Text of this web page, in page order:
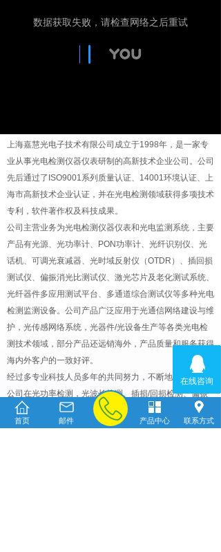
上海嘉慧光电子技术有限公司成立于1998年，是一家专
业从事光电检测仪器仪表研制的高新技术企业公司。公司
先后通过了ISO9001系列质量认证、14001环境认证、上
海市高新技术企业认证，并在光电检测领域获得多项技术
专利，软件著作权及科技成果。
公司主营业务为光电检测仪器仪表和光电监测系统，主要
产品有光源、光功率计、PON功率计、光纤识别仪、光
话机、可调光衰减器、光时域反射仪（OTDR）、插回损
测试仪、偏振消光比测试仪、激光芯片及老化测试系统、
光纤器件多应用测试平台、多通道综合测试仪等多种光电
检测监测设备。公司产品广泛应用于光通信网络建设与维
护，光传感网络系统，光器件/光设备生产等各类光电检
测技术领域，部分产品还远销海外，产品质量和服务获得
海内外客户的一致好评。
经过多专业科技人员多年的共同努力，不断地创新实践，
公司在光功率检测，光波长检测、插损/回损检测、偏振
态分析、隔离度检测、偏振消光比检测等方面，积累了大
量的专业技术和成熟的解决方案，并一直紧跟光电检测行
首页 邮件 产品中心 联系方式